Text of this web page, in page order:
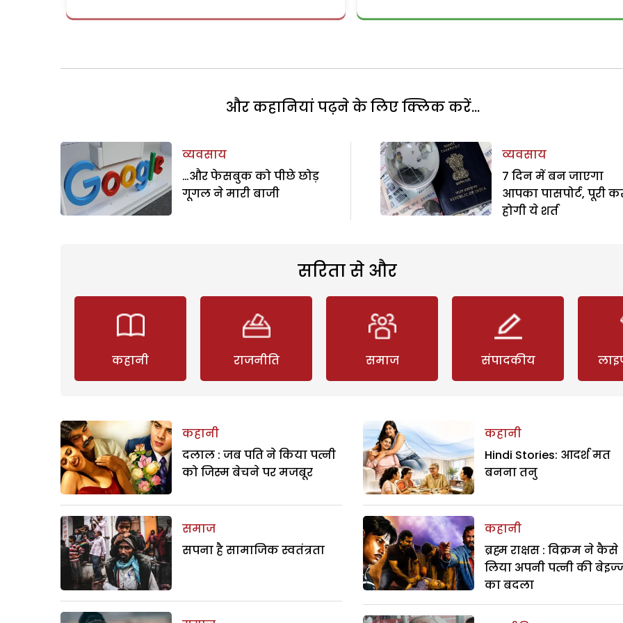
और कहानियां पढ़ने के लिए क्लिक करें...
व्यवसाय
…और फेसबुक को पीछे छोड़
गूगल ने मारी बाजी
व्यवसाय
7 दिन में बन जाएगा
आपका पासपोर्ट, पूरी
होगी ये शर्त
सरिता से और
कहानी राजनीति समाज संपादकीय
कहानी
दलाल : जब पति ने किया पत्नी
को जिस्म बेचने पर मजबूर
समाज
सपना है सामाजिक स्वतंत्रता
कहानी
Hindi Stories: आदर्श मत
बनना तनु
कहानी
ब्रह्म राक्षस : विक्रम ने कैसे
लिया अपनी पत्नी की
का बदला